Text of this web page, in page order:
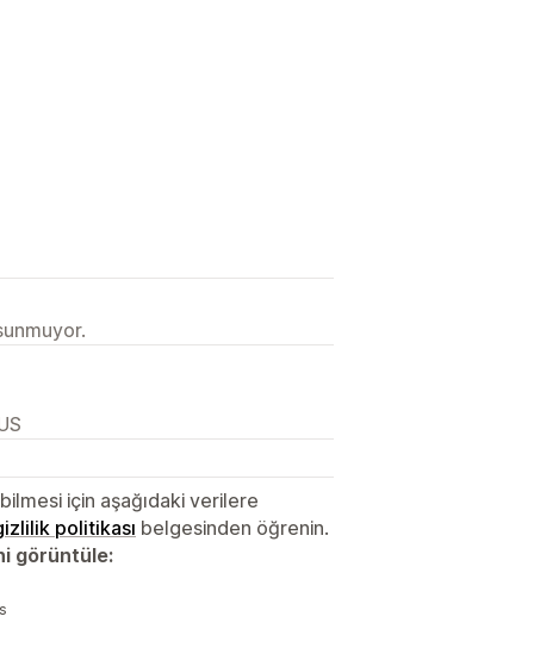
için aşağıdaki verilere
politikası belgesinden öğrenin.
görüntüle: